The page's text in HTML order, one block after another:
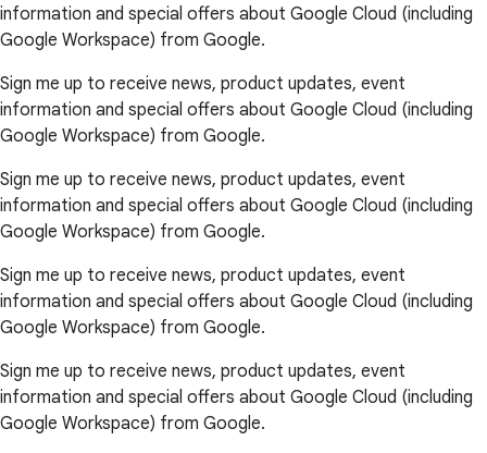
information and special offers about Google Cloud (including
Google Workspace) from Google.
Sign me up to receive news, product updates, event
information and special offers about Google Cloud (including
Google Workspace) from Google.
Sign me up to receive news, product updates, event
information and special offers about Google Cloud (including
Google Workspace) from Google.
Sign me up to receive news, product updates, event
information and special offers about Google Cloud (including
Google Workspace) from Google.
Sign me up to receive news, product updates, event
information and special offers about Google Cloud (including
Google Workspace) from Google.